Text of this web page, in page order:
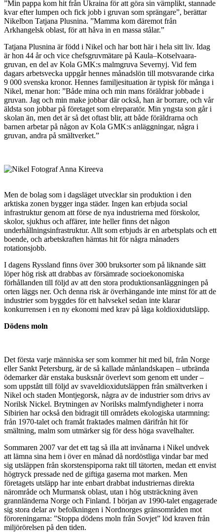
”Min pappa kom hit från Ukraina för att göra sin värnplikt, stannade
kvar efter lumpen och fick jobb i gruvan som sprängare”, berättar
Nikelbon Tatjana Plusnina. ”Mamma kom däremot från
Arkhangelsk oblast, för att håva in en massa stålar.”
Tatjana Plusnina är född i Nikel och har bott här i hela sitt liv. Idag
är hon 44 år och vice chefsgruvmätare på Kaula–Kotselvaara-
gruvan, en del av Kola GMK:s malmgruva Severnyj. Vid fem
dagars arbetsvecka uppgår hennes månadslön till motsvarande cirka
9 000 svenska kronor. Hennes familjesituation är typisk för många i
Nikel, menar hon: ”Både mina och min mans föräldrar jobbade i
gruvan. Jag och min make jobbar där också, han är borrare, och vår
äldsta son jobbar på företaget som elreparatör. Min yngsta son går i
skolan än, men det är så det oftast blir, att både föräldrarna och
barnen arbetar på någon av Kola GMK:s anläggningar, några i
gruvan, andra på smältverket.”
Men de bolag som i dagsläget utvecklar sin produktion i den
arktiska zonen bygger inga städer. Ingen kan erbjuda social
infrastruktur genom att förse de nya industrierna med förskolor,
skolor, sjukhus och affärer, inte heller finns det någon
underhållningsinfrastruktur. Allt som erbjuds är en arbetsplats och ett
boende, och arbetskraften hämtas hit för några månaders
rotationsjobb.
I dagens Ryssland finns över 300 bruksorter som på liknande sätt
löper hög risk att drabbas av försämrade socioekonomiska
förhållanden till följd av att den stora produktionsanläggningen på
orten läggs ner. Och denna risk är överhängande inte minst för att de
industrier som byggdes för ett halvsekel sedan inte klarar
konkurrensen i en ny ekonomi med krav på låga koldioxidutsläpp.
Dödens moln
Det första varje människa ser som kommer hit med bil, från Norge
eller Sankt Petersburg, är de så kallade månlandskapen – utbrända
ödemarker där enstaka busksnår överlevt som genom ett under –
som uppstått till följd av svaveldioxidutsläppen från smältverken i
Nikel och staden Montjegorsk, några av de industrier som drivs av
Norilsk Nickel. Brytningen av Norilsks malmfyndigheter i norra
Sibirien har också den bidragit till områdets ekologiska utarmning:
från 1970-talet och framåt fraktades malmen därifrån hit för
smältning, malm som utmärker sig för dess höga svavelhalter.
Sommaren 2007 var det ett tag så illa att invånarna i Nikel undvek
att lämna sina hem i över en månad då nordöstliga vindar bar med
sig utsläppen från skorstenspiporna rakt till tätorten, medan ett envist
högtryck pressade ned de giftiga gaserna mot marken. Men
företagets utsläpp har inte enbart drabbat industriernas direkta
närområde och Murmansk oblast, utan i hög utsträckning även
grannländerna Norge och Finland. I början av 1990-talet engagerade
sig stora delar av befolkningen i Nordnorges gränsområden mot
föroreningarna: ”Stoppa dödens moln från Sovjet” löd kraven från
miljörörelsen på den tiden.